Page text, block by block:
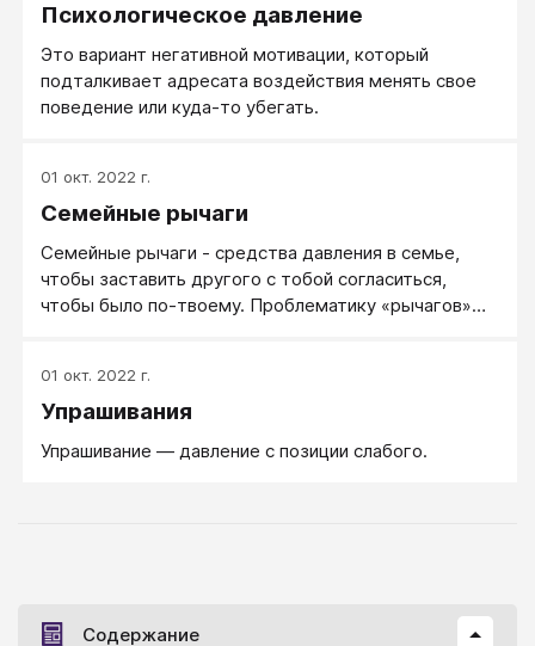
Психологическое давление
Это вариант негативной мотивации, который
подталкивает адресата воздействия менять свое
поведение или куда-то убегать.
01 окт. 2022 г.
Семейные рычаги
Семейные рычаги - средства давления в семье,
чтобы заставить другого с тобой согласиться,
чтобы было по-твоему. Проблематику «рычагов»
01 окт. 2022 г.
Упрашивания
Упрашивание — давление с позиции слабого.
Содержание